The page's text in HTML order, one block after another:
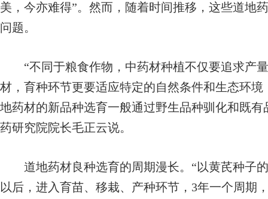
美，今亦难得”。然而，随着时间推移，这些道地
问题。
“不同于粮食作物，中药材种植不仅要追求产
材，育种环节更要适应特定的自然条件和生态环
地药材的新品种选育一般通过野生品种驯化和既
药研究院院长毛正云说。
道地药材良种选育的周期漫长。“以黄芪种子
以后，进入育苗、移栽、产种环节，3年一个周期